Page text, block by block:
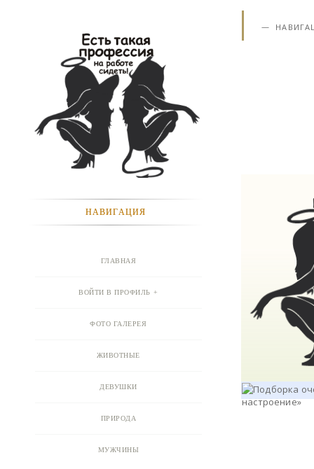
НАВИГАЦИЯ
ГЛАВНАЯ
ВОЙТИ В ПРОФИЛЬ
ФОТО ГАЛЕРЕЯ
ЖИВОТНЫЕ
ДЕВУШКИ
ПРИРОДА
МУЖЧИНЫ